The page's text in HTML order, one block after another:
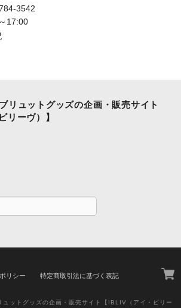
3542
17:00
リュットグッズの企画・販売サイト
リーヴ）】
リシー 特定商取引法に基づく表記
ットグッズの企画・販売サイト【IBLIV（アイ・ビリー